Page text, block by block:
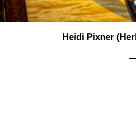
Heidi Pixner